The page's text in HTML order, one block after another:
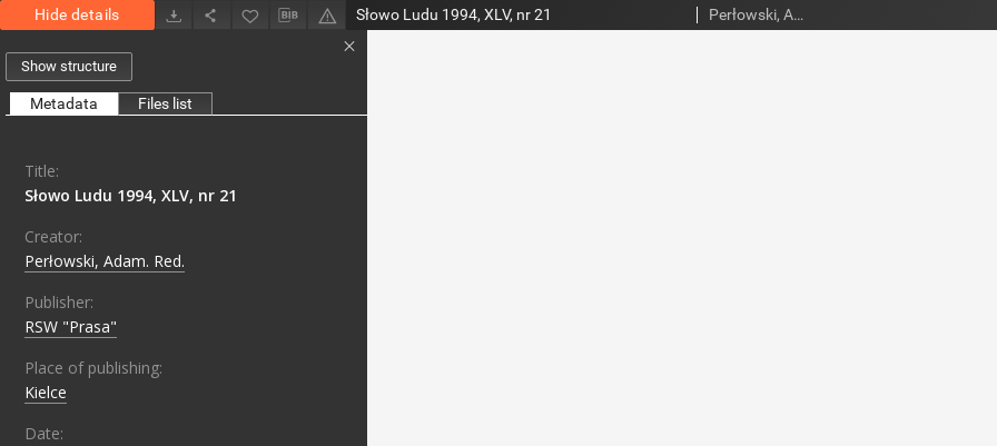
Hide details Słowo Ludu 1994, XLV, nr 21 Perłowski, Adam. Red.
Show structure
Metadata Files list
Title:
Słowo Ludu 1994, XLV, nr 21
Creator:
Perłowski, Adam. Red.
Publisher:
RSW "Prasa"
Place of publishing:
Kielce
Date: